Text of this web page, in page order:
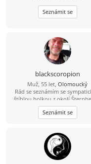
Seznámit se
blackscoropion
Muž, 55 let, Olomoucký
Rád se seznámím se
štíhlou holkou z okolí
Pokud máš zájem napiš. Stačí
zkopírovat mé jméno zavináč
seznam.
Seznámit se